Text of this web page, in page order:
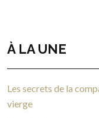
À LA UNE
Les secrets de la
vierge